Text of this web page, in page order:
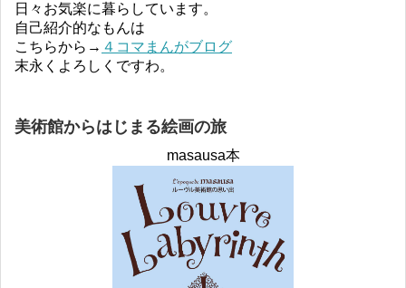
日々お気楽に暮らしています。
自己紹介的なもんは
こちらから→ ４コマまんがブログ
末永くよろしくですわ。
美術館からはじまる絵画の旅
masausa本